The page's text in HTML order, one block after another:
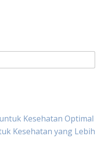
Kesehatan Optimal
Kesehatan yang Lebih